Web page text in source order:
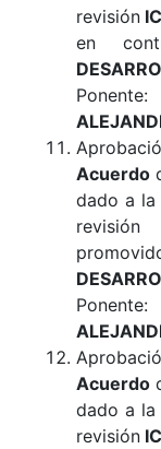
revisión
en
Ponente:
Acuerdo
dado a la
revisión
Ponente:
Acuerdo
dado a la
revisión